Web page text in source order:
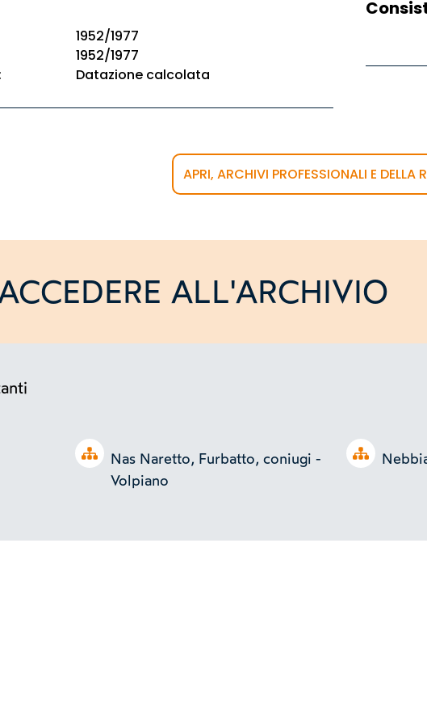
1952/1977
1952/1977
Datazione calcolata
APRI, ARCHIVI PROFESSIONALI E DELLA
ALL'ARCHIVIO
Open tree Open tree
Nas Naretto, Furbatto, coniugi -
Volpiano